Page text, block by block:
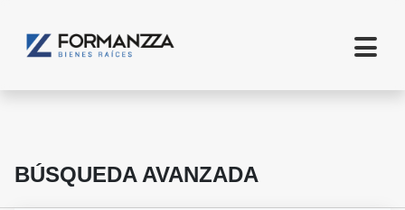
BÚSQUEDA AVANZADA